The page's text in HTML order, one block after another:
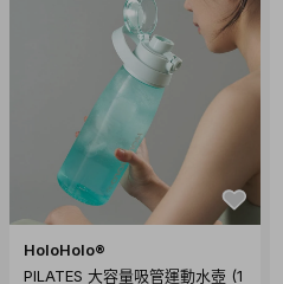
HoloHolo®
PILATES 大容量吸管運動水壺 (1